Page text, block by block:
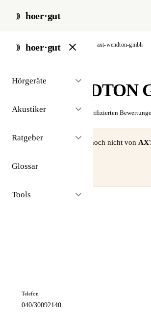
hoer·gut
hoer·gut
Hörgeräte
Akustiker
Ratgeber
Glossar
Tools
start / akustiker / hamburg axt-wendton-gmbh
AXT WENDTON
☆☆☆☆☆ Noch keine verifizierten
⚠ Dieses Profil wurde noch nicht von
Profil beanspruchen →
Telefon
040/30092140